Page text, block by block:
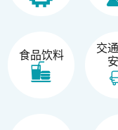
食品饮料
交